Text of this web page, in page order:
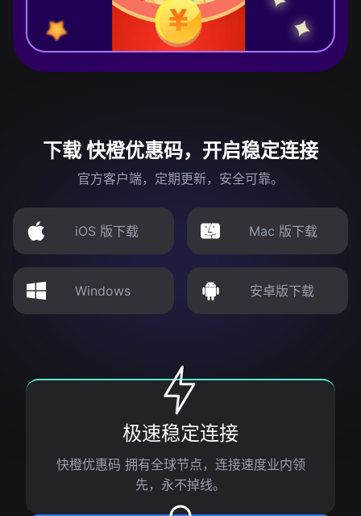
下载 快橙优惠码，开启稳定连接
官方客户端，定期更新，安全可靠。
iOS 版下载 Mac 版下载
Windows 安卓版下载
极速稳定连接
快橙优惠码 拥有全球节点，连接速度业内领
先，永不掉线。